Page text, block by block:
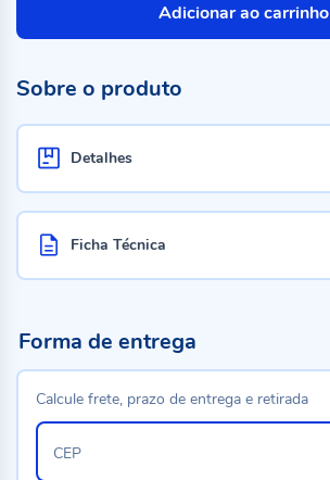
Adicionar ao carrinho
Sobre o produto
Detalhes
Ficha Técnica
Forma de entrega
Calcule frete, prazo de entrega e retirada
CEP